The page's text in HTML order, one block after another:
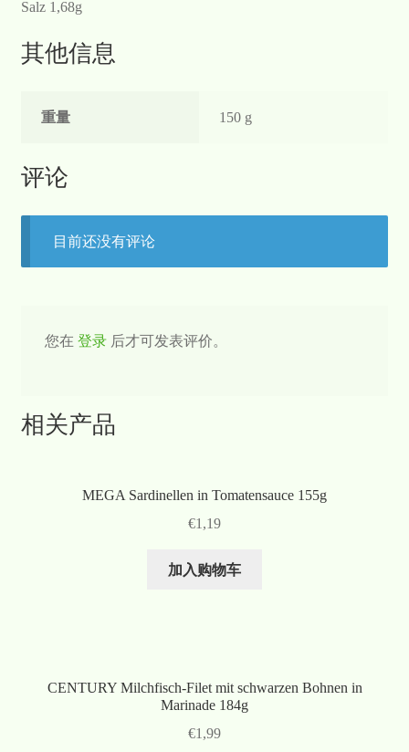
Salz 1,68g
其他信息
重量 150 g
评论
目前还没有评论
您在 登录后才可发表评价。
相关产品
MEGA Sardinellen in Tomatensauce 155g
€1,19
加入购物车
CENTURY Milchfisch-Filet mit schwarzen Bohnen in
Marinade 184g
€1,99